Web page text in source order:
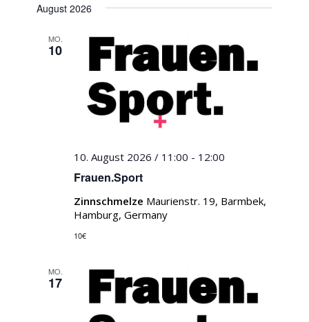
und
wählen.
August 2026
MO.
10
Frauen.Sport
10. August 2026 / 11:00 - 12:00
Zinnschmelze Maurienstr. 19, Barmbek,
Hamburg, Germany
10€
MO.
17